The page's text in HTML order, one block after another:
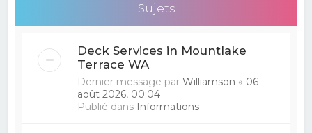
Sujets
Deck Services in Mountlake
Terrace WA
Dernier message parWilliamson « 06
août 2026, 00:04
Publié dans Informations